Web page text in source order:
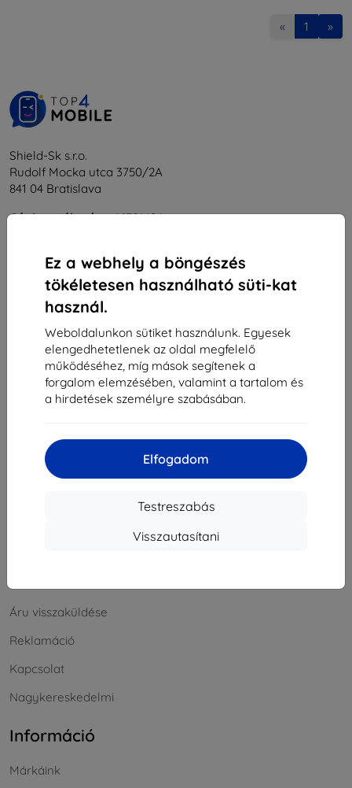
Ez a webhely a böngészés
tökéletesen használható süti-kat
használ.
Weboldalunkon sütiket használunk. Egyesek
elengedhetetlenek az oldal megfelelő
működéséhez, míg mások segítenek a
forgalom elemzésében, valamint a tartalom és
a hirdetések személyre szabásában.
Elfogadom
Testreszabás
Visszautasítani
« 1 »
Shield-Sk s.r.o.
Rudolf Mocka utca 3750/2A
841 04 Bratislava
Cégjegyzékszám:46701494
Elérhetőség
Írjon nekünk
Hétfőtől péntekig:
Online8:00 - 16:00
Áru visszaküldése
Reklamáció
Kapcsolat
Nagykereskedelmi
Információ
Márkáink